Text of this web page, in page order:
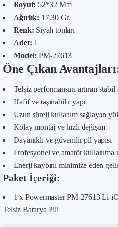
Boyut: 52*32 Mm
Ağırlık: 17.30 Gr.
Renk: Siyah tonları
Adet: 1
Model: PM-27613
Öne Çıkan
Telsiz performansını artıran stabil
Hafif ve taşınabilir yapı
Uzun süreli kullanım sağlayan
Kolay montaj ve hızlı değişim
Dayanıklı ve güvenilir pil yapısı
Profesyonel ve amatör kullanıma
Enerji kaybını minimize eden
Paket İçeriği:
1 x Powermaster PM-27613 Li-
Telsiz Batarya Pili